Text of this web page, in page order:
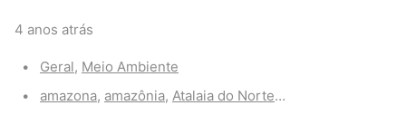
4 anos atrás
Categories:
Geral, Meio Ambiente
Tags:
amazona, amazônia, Atalaia do Norte,desaparecidos